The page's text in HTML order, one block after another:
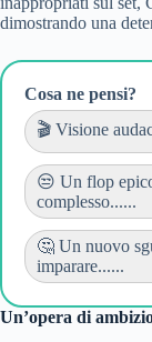
dimostrando una
Cosa ne pensi?
🎬 Visione
😒 Un flop
complesso......
🤔 Un nuovo
imparare......
Un’opera di